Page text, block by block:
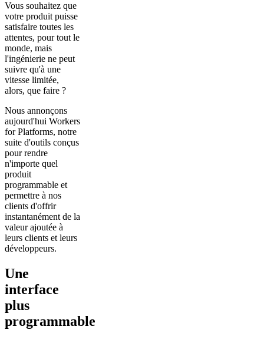
Vous souhaitez que
votre produit puisse
satisfaire toutes les
attentes, pour tout le
monde, mais
l'ingénierie ne peut
suivre qu'à une
vitesse limitée,
alors, que faire ?
Nous annonçons
aujourd'hui Workers
for Platforms, notre
suite d'outils conçus
pour rendre
n'importe quel
produit
programmable et
permettre à nos
clients d'offrir
instantanément de la
valeur ajoutée à
leurs clients et leurs
développeurs.
Une
interface
plus
programmable